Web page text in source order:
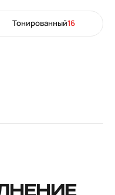
Тонированный16